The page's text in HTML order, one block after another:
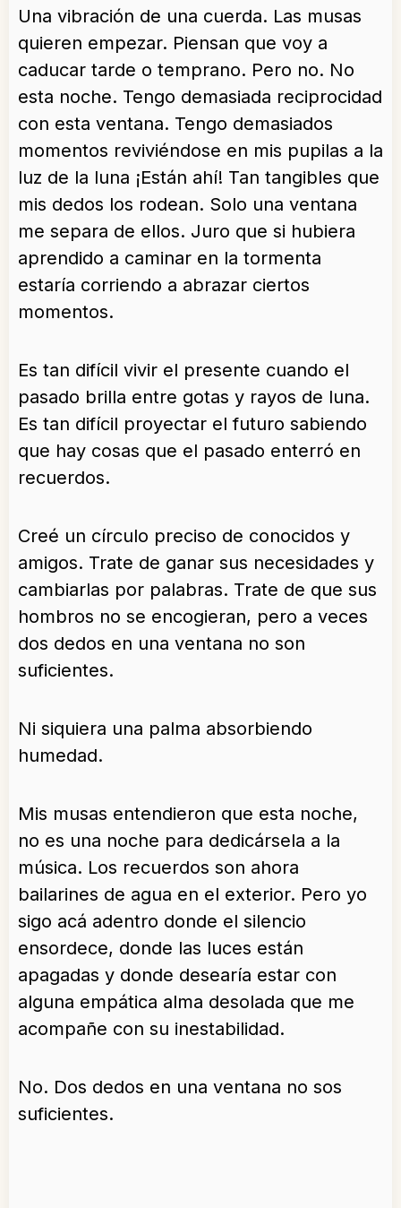
Una vibración de una cuerda. Las musas
quieren empezar. Piensan que voy a
caducar tarde o temprano. Pero no. No
esta noche. Tengo demasiada reciprocidad
con esta ventana. Tengo demasiados
momentos reviviéndose en mis pupilas a la
luz de la luna ¡Están ahí! Tan tangibles que
mis dedos los rodean. Solo una ventana
me separa de ellos. Juro que si hubiera
aprendido a caminar en la tormenta
estaría corriendo a abrazar ciertos
momentos.
Es tan difícil vivir el presente cuando el
pasado brilla entre gotas y rayos de luna.
Es tan difícil proyectar el futuro sabiendo
que hay cosas que el pasado enterró en
recuerdos.
Creé un círculo preciso de conocidos y
amigos. Trate de ganar sus necesidades y
cambiarlas por palabras. Trate de que sus
hombros no se encogieran, pero a veces
dos dedos en una ventana no son
suficientes.
Ni siquiera una palma absorbiendo
humedad.
Mis musas entendieron que esta noche,
no es una noche para dedicársela a la
música. Los recuerdos son ahora
bailarines de agua en el exterior. Pero yo
sigo acá adentro donde el silencio
ensordece, donde las luces están
apagadas y donde desearía estar con
alguna empática alma desolada que me
acompañe con su inestabilidad.
No. Dos dedos en una ventana no sos
suficientes.